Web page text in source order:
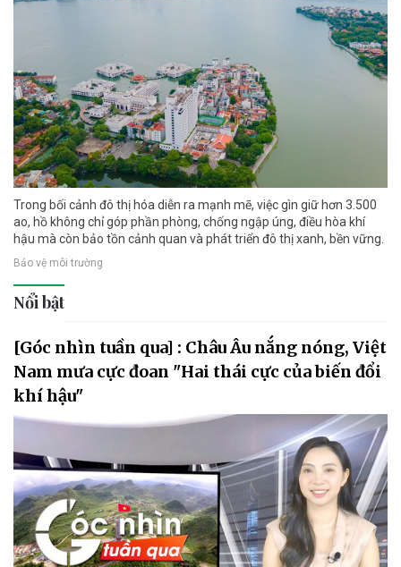
Trong bối cảnh đô thị hóa diễn ra mạnh mẽ, việc gìn giữ hơn 3.500
ao, hồ không chỉ góp phần phòng, chống ngập úng, điều hòa khí
hậu mà còn bảo tồn cảnh quan và phát triển đô thị xanh, bền vững.
Bảo vệ môi trường
Nổi bật
[Góc nhìn tuần qua] : Châu Âu nắng nóng, Việt
Nam mưa cực đoan "Hai thái cực của biến đổi
khí hậu"